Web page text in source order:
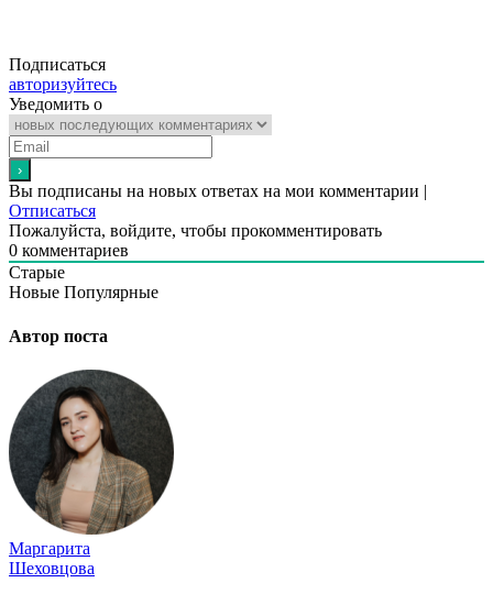
Подписаться
авторизуйтесь
Уведомить о
Вы подписаны на новых ответах на мои комментарии |
Отписаться
Пожалуйста, войдите, чтобы прокомментировать
0 комментариев
Старые
Новые Популярные
Автор поста
Маргарита
Шеховцова